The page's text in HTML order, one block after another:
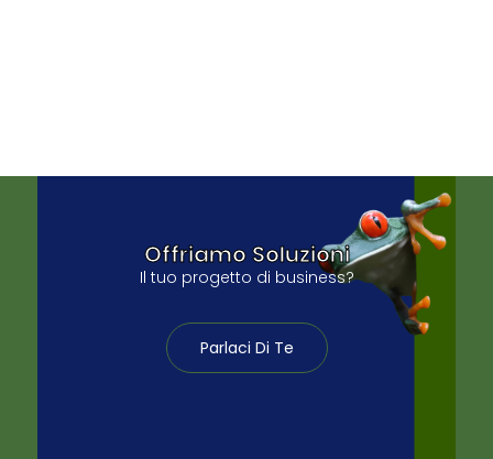
Offriamo Soluzioni
Il tuo progetto di business?
Parlaci Di Te